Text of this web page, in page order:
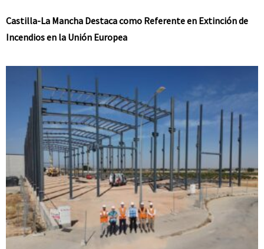
Castilla-La Mancha Destaca como Referente en Extinción de
Incendios en la Unión Europea